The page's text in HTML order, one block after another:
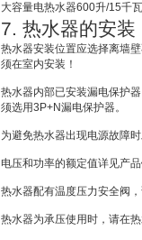
大容量电热水器600升/15千瓦
7. 热水器的安装
热水器安装位置应选择离墙
须在室内安装！
热水器内部已安装漏电保护
须选用3P+N漏电保护器。
为避免热水器出现电源故障
电压和功率的额定值详见产
热水器配有温度压力安全阀
热水器为承压使用时，请在